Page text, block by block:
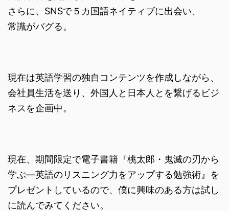
さらに、SNSで５カ国語ネイティブに出会い、
常識がバグる。
現在は英語学習の独自コンテンツを作成しながら、
会社員生活を送り、外国人と日本人とを繋げるビジ
ネスを企画中。
現在、期間限定で電子書籍『桃太郎・鬼滅の刃から
学ぶ―英語のリスニング力をアップする勉強術』を
プレゼントしているので、僕に興味のある方は試し
に読んでみてください。